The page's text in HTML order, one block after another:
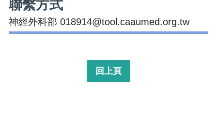
聯繫方式
神經外科部 018914@tool.caaumed.org.tw
回上頁